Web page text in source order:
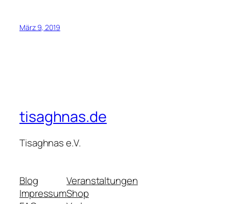
März 9, 2019
tisaghnas.de
Tisaghnas e.V.
Blog
Impressum
Veranstaltungen
Shop